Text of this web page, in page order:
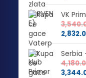
VK
Serbia